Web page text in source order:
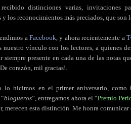
recibido distinciones varias, invitaciones
y los reconocimientos más preciados, que son
a Facebook, y ahora recientemente a
nuestro vínculo con los lectores, a quienes
siempre presente en cada una de las notas
corazón, mil gracias!.
lo hicimos en el primer aniversario, como
blogueros”, entregamos ahora el “Premio
merecen esta distinción. Me honra